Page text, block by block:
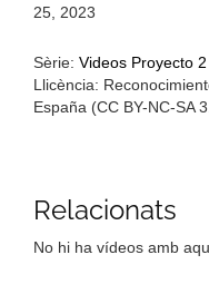
25, 2023
Sèrie: Videos Proyecto 2
Llicència:
España (CC BY-NC-SA
Relacionats
No hi ha vídeos amb